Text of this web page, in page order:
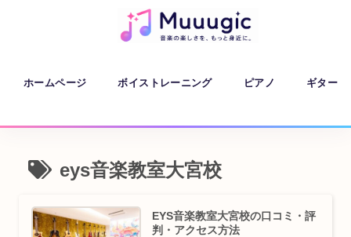
ホームページ ボイストレーニング ピアノ ギター
eys音楽教室大宮校
EYS音楽教室大宮校の口コミ・評
判・アクセス方法